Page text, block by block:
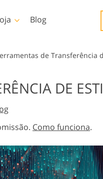
de
Serviços de edição de
Foto Restauração
Video
LUTs profissionais
Sobreposições de
Blog
de Transferência
DE
Como funciona.